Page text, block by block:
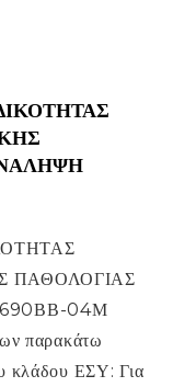
ΠΑΘΟΛΟΓΙΑΣ
04Μ
παρακάτω
κλάδου ΕΣΥ: Για